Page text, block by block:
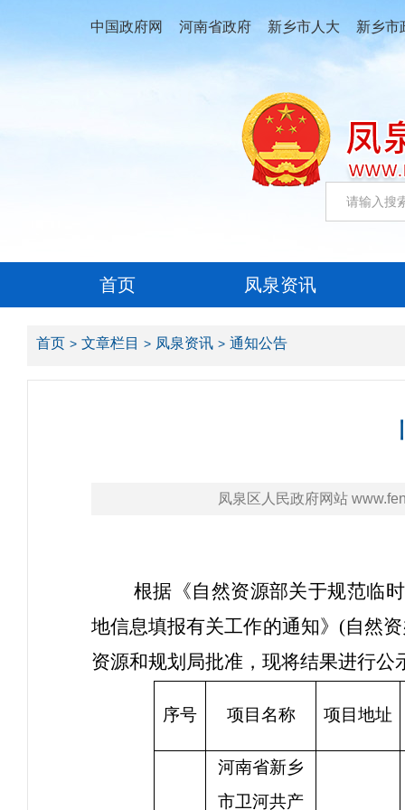
中国政府网 河南省政府 新乡市人大 新乡市
首页 凤泉资讯
首页 文章栏目 凤泉资讯 通知公告
凤泉区人民政府网站
根据《自然资源部关于规范临
地信息填报有关工作的通知》(自然
资源和规划局批准，现将结果进行公
序号 项目名称 项目地址
河南省新乡
市卫河共产